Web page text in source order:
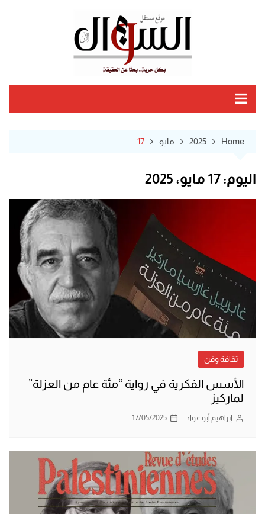
Home
2025 مايو 17
اليوم:17 مايو، 2025
ثقافة وفن
الأسس الفكرية في رواية “مئة عام من العزلة”
لماركيز
إبراهيم أبو عواد 17/05/2025